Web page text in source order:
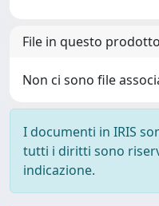
File in questo
Non ci sono file
I documenti in IRIS
tutti i diritti sono
indicazione.